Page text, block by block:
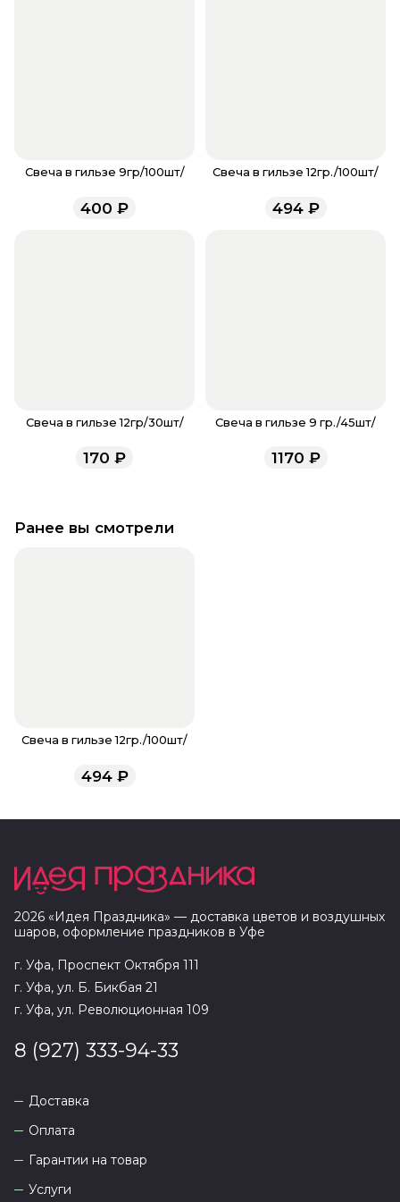
заказа, звоните по номеру телефона 8 (927) 936-71-
менеджеры работают ежедневно с 9.00 до 23.00 и
Свеча в гильзе 9гр/100шт/
400 ₽
Свеча в гильзе 12гр./100шт/
494₽
Свеча в гильзе 12гр/30шт/
170 ₽
Свеча в гильзе 9 гр./45шт/
1170 ₽
Ранее вы смотрели
Свеча в гильзе 12гр./100шт/
494₽
2026 «Идея Праздника» — доставка цветов и воздушных
шаров, оформление праздников в Уфе
г. Уфа, Проспект Октября 111
г. Уфа, ул. Б. Бикбая 21
г. Уфа, ул. Революционная 109
8 (927) 333-94-33
Доставка
Оплата
Гарантии на товар
Услуги